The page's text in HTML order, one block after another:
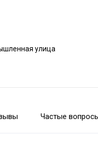
улица
Частые